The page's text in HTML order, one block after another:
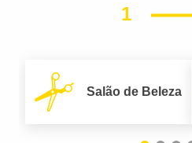
1
Salão de Beleza